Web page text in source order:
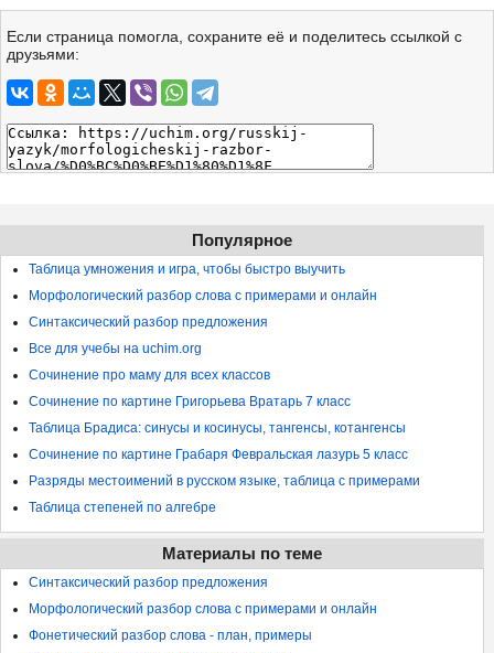
Если страница помогла, сохраните её и поделитесь ссылкой с
друзьями:
Популярное
Таблица умножения и игра, чтобы быстро выучить
Морфологический разбор слова с примерами и онлайн
Синтаксический разбор предложения
Все для учебы на uchim.org
Сочинение про маму для всех классов
Сочинение по картине Григорьева Вратарь 7 класс
Таблица Брадиса: синусы и косинусы, тангенсы, котангенсы
Сочинение по картине Грабаря Февральская лазурь 5 класс
Разряды местоимений в русском языке, таблица с примерами
Таблица степеней по алгебре
Материалы по теме
Синтаксический разбор предложения
Морфологический разбор слова с примерами и онлайн
Фонетический разбор слова - план, примеры